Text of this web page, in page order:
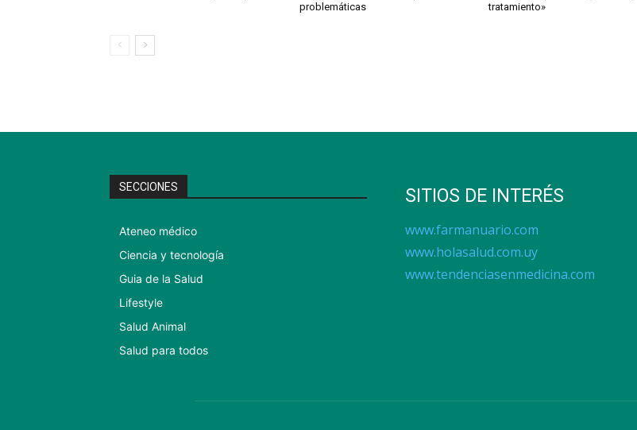
problemáticas
tratamiento»
SECCIONES
Ateneo médico
Ciencia y tecnología
Guia de la Salud
Lifestyle
Salud Animal
Salud para todos
SITIOS DE INTERÉS
www.farmanuario.com
www.holasalud.com.uy
www.tendenciasenmedicina.com